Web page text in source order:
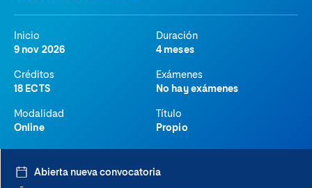
Inicio
9 nov 2026
Duración
4 meses
Créditos
18 ECTS
Exámenes
No hay exámenes
Modalidad
Online
Título
Propio
Abierta nueva convocatoria